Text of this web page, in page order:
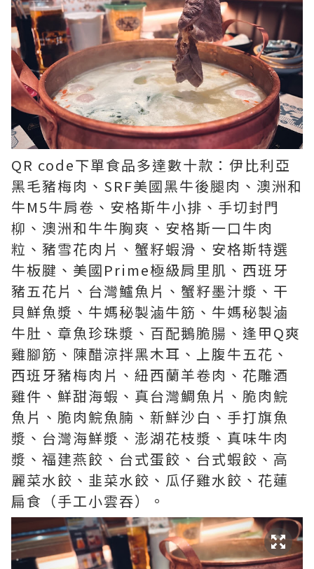
QR code下單食品多達數十款：伊比利亞
黑毛豬梅肉、SRF美國黑牛後腿肉、澳洲和
牛M5牛肩卷、安格斯牛小排、手切封門
柳、澳洲和牛牛胸爽、安格斯一口牛肉
粒、豬雪花肉片、蟹籽蝦滑、安格斯特選
牛板腱、美國Prime極級肩里肌、西班牙
豬五花片、台灣鱸魚片、蟹籽墨汁漿、干
貝鮮魚漿、牛媽秘製滷牛筋、牛媽秘製滷
牛肚、章魚珍珠漿、百配鵝脆腸、逢甲Q爽
雞腳筋、陳醋涼拌黑木耳、上腹牛五花、
西班牙豬梅肉片、紐西蘭羊卷肉、花雕酒
雞件、鮮甜海蝦、真台灣鯛魚片、脆肉鯇
魚片、脆肉鯇魚腩、新鮮沙白、手打旗魚
漿、台灣海鮮漿、澎湖花枝漿、真味牛肉
漿、福建燕餃、台式蛋餃、台式蝦餃、高
麗菜水餃、韭菜水餃、瓜仔雞水餃、花蓮
扁食（手工小雲吞）。